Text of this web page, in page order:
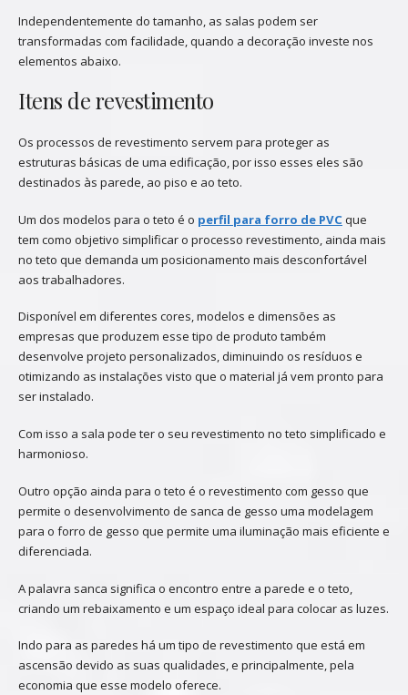
Independentemente do tamanho, as salas podem ser
transformadas com facilidade, quando a decoração investe nos
elementos abaixo.
Itens de revestimento
Os processos de revestimento servem para proteger as
estruturas básicas de uma edificação, por isso esses eles são
destinados às parede, ao piso e ao teto.
Um dos modelos para o teto é o perfil para forro de PVCque
tem como objetivo simplificar o processo revestimento, ainda mais
no teto que demanda um posicionamento mais desconfortável
aos trabalhadores.
Disponível em diferentes cores, modelos e dimensões as
empresas que produzem esse tipo de produto também
desenvolve projeto personalizados, diminuindo os resíduos e
otimizando as instalações visto que o material já vem pronto para
ser instalado.
Com isso a sala pode ter o seu revestimento no teto simplificado e
harmonioso.
Outro opção ainda para o teto é o revestimento com gesso que
permite o desenvolvimento de sanca de gesso uma modelagem
para o forro de gesso que permite uma iluminação mais eficiente e
diferenciada.
A palavra sanca significa o encontro entre a parede e o teto,
criando um rebaixamento e um espaço ideal para colocar as luzes.
Indo para as paredes há um tipo de revestimento que está em
ascensão devido as suas qualidades, e principalmente, pela
economia que esse modelo oferece.